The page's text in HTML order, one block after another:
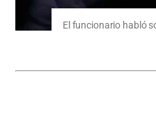
El funcionario habló